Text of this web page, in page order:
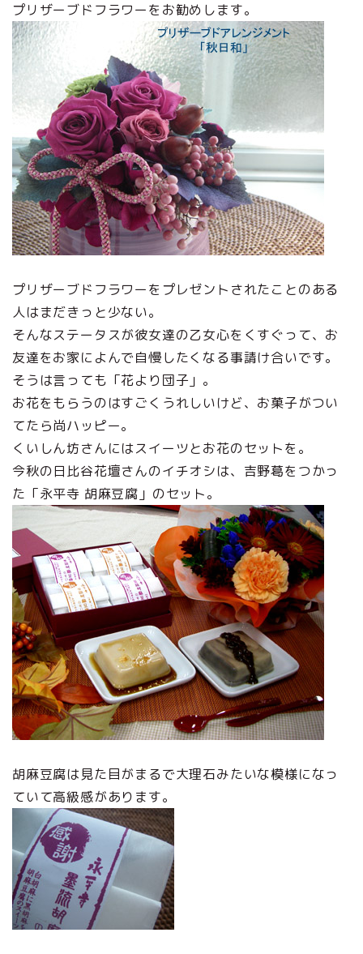
プリザーブドフラワーをお勧めします。
プリザーブドフラワーをプレゼントされたことのある
人はまだきっと少ない。
そんなステータスが彼女達の乙女心をくすぐって、お
友達をお家によんで自慢したくなる事請け合いです。
そうは言っても「花より団子」。
お花をもらうのはすごくうれしいけど、お菓子がつい
てたら尚ハッピー。
くいしん坊さんにはスイーツとお花のセットを。
今秋の日比谷花壇さんのイチオシは、吉野葛をつかっ
た「永平寺 胡麻豆腐」のセット。
胡麻豆腐は見た目がまるで大理石みたいな模様になっ
ていて高級感があります。